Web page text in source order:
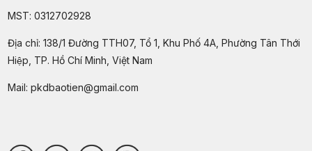
MST: 0312702928
Địa chỉ: 138/1 Đường TTH07, Tổ 1, Khu Phố 4A, Phường Tân Thới
Hiệp, TP. Hồ Chí Minh, Việt Nam
Mail: pkdbaotien@gmail.com